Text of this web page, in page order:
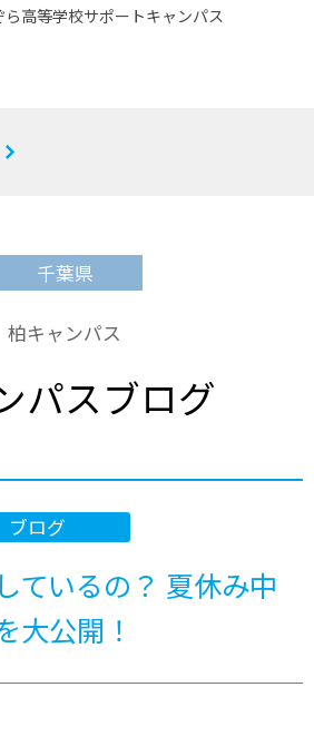
高等学校サポートキャンパス
千葉県
柏キャンパス
パスブログ
ブログ
ているの？ 夏休み中
大公開！